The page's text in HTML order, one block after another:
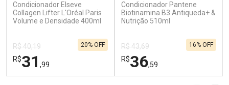
Condicionador Elseve
Collagen Lifter L'Oréal Paris
Volume e Densidade 400ml
R$ 40,19
R$31 ,99
20% OFF
Condicionador Pantene
Biotinamina B3 Antiqueda+ &
Nutrição 510ml
R$ 43,69
R$36,59
16% OFF